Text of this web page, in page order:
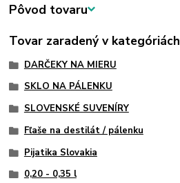
Pôvod tovaru
Tovar zaradený v kategóriách
DARČEKY NA MIERU
SKLO NA PÁLENKU
SLOVENSKÉ SUVENÍRY
Fľaše na destilát / pálenku
Pijatika Slovakia
0,20 - 0,35 l